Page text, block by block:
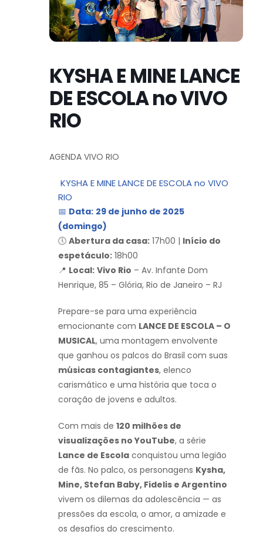
KYSHA E MINE LANCE
DE ESCOLA no VIVO
RIO
AGENDA VIVO RIO
KYSHA E MINE LANCE DE ESCOLA no VIVO
RIO
📅 Data: 29 de junho de 2025
(domingo)
🕔 Abertura da casa: 17h00 | Início do
espetáculo: 18h00
📍 Local: Vivo Rio – Av. Infante Dom
Henrique, 85 – Glória, Rio de Janeiro – RJ
Prepare-se para uma experiência
emocionante com LANCE DE ESCOLA – O
MUSICAL, uma montagem envolvente
que ganhou os palcos do Brasil com suas
músicas contagiantes, elenco
carismático e uma história que toca o
coração de jovens e adultos.
Com mais de 120 milhões de
visualizações no YouTube, a série
Lance de Escola conquistou uma legião
de fãs. No palco, os personagens Kysha,
Mine, Stefan Baby, Fidelis e Argentino
vivem os dilemas da adolescência — as
pressões da escola, o amor, a amizade e
os desafios do crescimento.